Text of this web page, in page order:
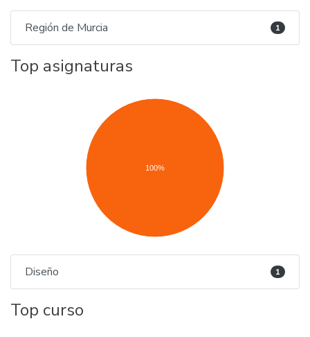
Región de Murcia 1
Top asignaturas
100%
Diseño 1
Top curso